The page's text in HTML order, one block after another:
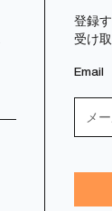
登録
受け
Email